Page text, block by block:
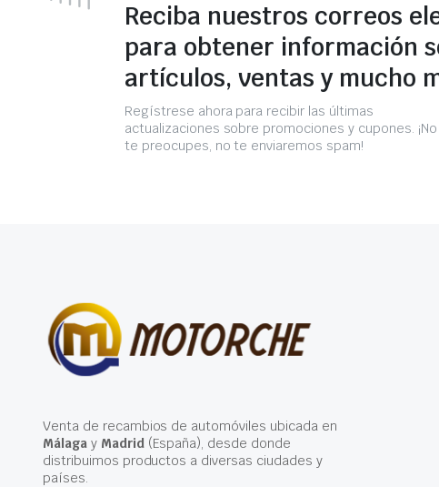
Reciba nuestros correos
para obtener información
artículos, ventas y mucho
Regístrese ahora para recibir las últimas
actualizaciones sobre promociones y cupones. ¡No
te preocupes, no te enviaremos spam!
Venta de recambios de automóviles ubicada en
Málagay Madrid(España), desde donde
distribuimos productos a diversas ciudades y
países.